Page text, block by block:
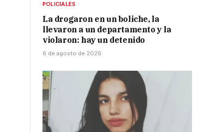
POLICIALES
La drogaron en un boliche, la
llevaron a un departamento y la
violaron: hay un detenido
6 de agosto de 2026